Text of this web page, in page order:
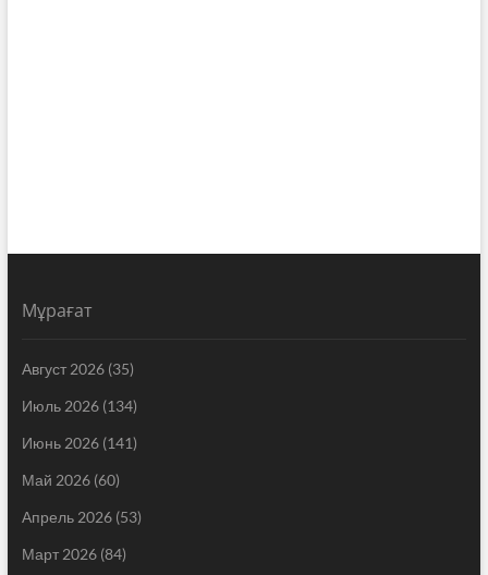
Мұрағат
Август 2026(35)
Июль 2026(134)
Июнь 2026(141)
Май 2026(60)
Апрель 2026(53)
Март 2026(84)